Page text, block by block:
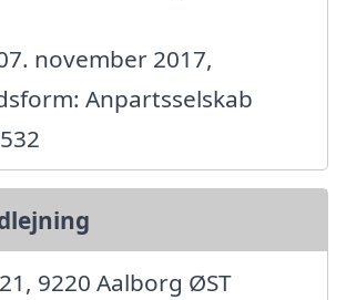
november 2017,
Anpartsselskab
9220 Aalborg ØST